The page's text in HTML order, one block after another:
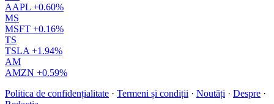
AAPL +0.60%
MS
MSFT +0.16%
TS
TSLA +1.94%
AM
AMZN +0.59%
Politica de confidențialitate · Termeni și condiții · Noutăți · Despre ·